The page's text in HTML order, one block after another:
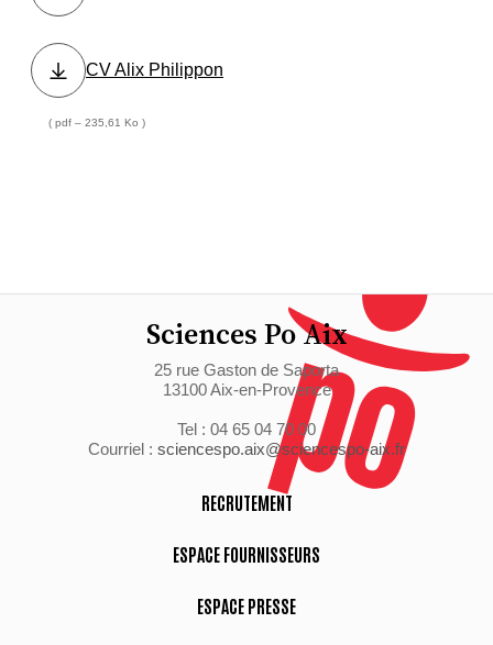
CV Alix Philippon
( pdf – 235,61 Ko )
Sciences Po Aix
25 rue Gaston de Saporta
13100 Aix-en-Provence
Tel : 04 65 04 70 00
Courriel : sciencespo.aix@sciencespo-aix.fr
RECRUTEMENT
ESPACE FOURNISSEURS
ESPACE PRESSE